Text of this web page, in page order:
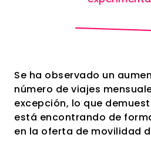
Se ha observado un
número de viajes
excepción, lo que
está encontrando de
en la oferta de movilidad